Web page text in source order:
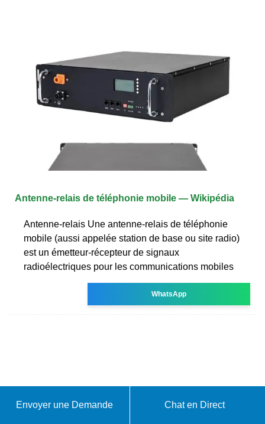
Antenne-relais de téléphonie mobile — Wikipédia
Antenne-relais Une antenne-relais de téléphonie
mobile (aussi appelée station de base ou site radio)
est un émetteur-récepteur de signaux
radioélectriques pour les communications mobiles
WhatsApp
Envoyer une Demande Chat en Direct